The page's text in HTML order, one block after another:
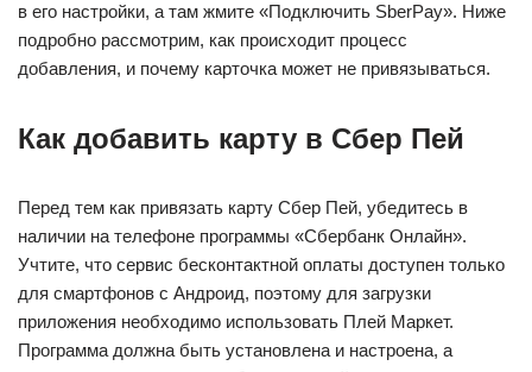
в его настройки, а там жмите «Подключить SberPay». Ниже
подробно рассмотрим, как происходит процесс
добавления, и почему карточка может не привязываться.
Как добавить карту в Сбер Пей
Перед тем как привязать карту Сбер Пей, убедитесь в
наличии на телефоне программы «Сбербанк Онлайн».
Учтите, что сервис бесконтактной оплаты доступен только
для смартфонов с Андроид, поэтому для загрузки
приложения необходимо использовать Плей Маркет.
Программа должна быть установлена и настроена, а